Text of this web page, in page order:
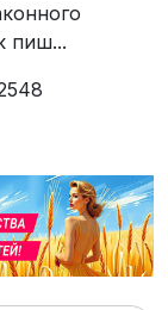
пиш...